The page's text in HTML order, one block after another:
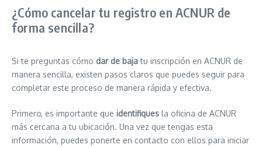
¿Cómo cancelar tu registro en ACNUR de
forma sencilla?
Si te preguntas cómo dar de bajatu inscripción en ACNUR de
manera sencilla, existen pasos claros que puedes seguir para
completar este proceso de manera rápida y efectiva.
Primero, es importante que identifiques la oficina de ACNUR
más cercana a tu ubicación. Una vez que tengas esta
información, puedes ponerte en contacto con ellos para iniciar